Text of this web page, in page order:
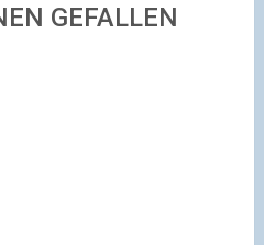
GEFALLEN